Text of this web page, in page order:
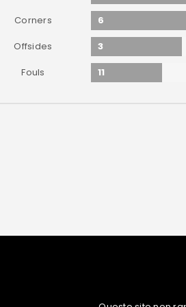
Corners
6
Offsides
3
Fouls 11